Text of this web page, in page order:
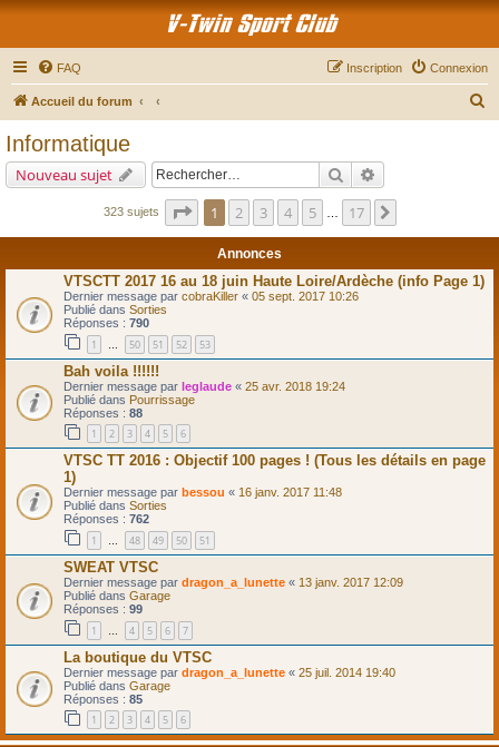
V-Twin Sport Club
FAQ Connexion
Inscription
Accueil du forum
Informatique
Nouveau sujet Rechercher
323 sujets Page sur17
1 2 3 4 5 17
Annonces
VTSCTT 2017 16 au 18 juin Haute Loire/Ardèche (info Page 1)
Dernier message par cobraKiller « 05 sept. 2017 10:26
Publié dans Sorties
Réponses : 790
1 … 50 51 52 53
Bah voila !!!!!!
Dernier message par leglaude « 25 avr. 2018 19:24
Publié dans Pourrissage
Réponses : 88
1 2 3 4 5 6
VTSC TT 2016 : Objectif 100 pages ! (Tous les détails en page
1)
Dernier message par bessou « 16 janv. 2017 11:48
Publié dans Sorties
Réponses : 762
1 … 48 49 50 51
SWEAT VTSC
Dernier message par dragon_a_lunette « 13 janv. 2017 12:09
Publié dans Garage
Réponses : 99
1 … 4 5 6 7
La boutique du VTSC
Dernier message par dragon_a_lunette « 25 juil. 2014 19:40
Publié dans Garage
Réponses : 85
1 2 3 4 5 6